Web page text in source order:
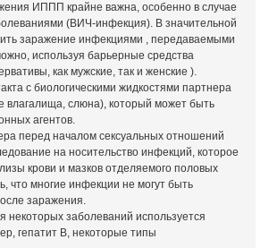
ИППП крайне важна, особенно в случае
(ВИЧ-инфекция). В значительной
заражение инфекциями , передаваемыми
используя барьерные средства
как мужские, так и женские ).
с биологическими жидкостями партнера
влагалища, слюна), который может быть
агентов.
перед началом сексуальных отношений
на носительство инфекций, которое
крови и мазков отделяемого половых
что многие инфекции не могут быть
заражения.
некоторых заболеваний используется
гепатит В, некоторые типы